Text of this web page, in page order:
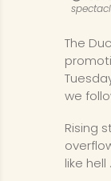
The
we
Rising
like